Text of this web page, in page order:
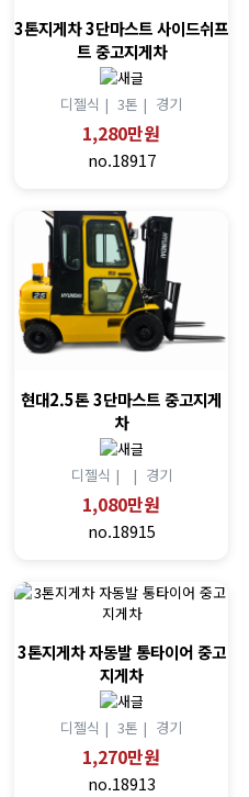
3톤지게차 3단마스트 사이드쉬프
트 중고지게차
디젤식 |3톤 | 경기
1,280만원
no.18917
현대2.5톤 3단마스트 중고지게
차
디젤식 | | 경기
1,080만원
no.18915
3톤지게차 자동발 통타이어 중고
지게차
디젤식 |3톤 | 경기
1,270만원
no.18913